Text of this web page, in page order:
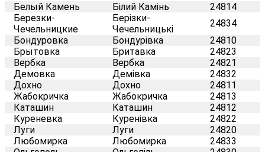
Белый Камень Білий Камінь
24814
Березки-
Чечельницкие
Берізки-
Чечельницькі
24834
Бондуровка
Бондурівка
24810
Брытовка
Бритавка
24823
Вербка
Вербка
24821
Демовка
Демівка
24832
Дохно
Дохно
24811
Жабокричка
Жабокричка
24813
Каташин
Каташин
24812
Куреневка
Куренівка
24822
Луги
Луги
24820
Любомирка
Любомирка
24833